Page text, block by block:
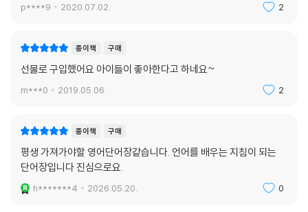
p****9 2020.07.02. 2
종이책 구매
선물로 구입했어요 아이들이 좋아한다고 하네요~
m***0 2019.05.06. 2
종이책 구매
평생 가져가야할 영어단어장같습니다. 언어를 배우는 지침이 되는
단어장입니다 진심으로요.
h*******4 2026.05.20. 0